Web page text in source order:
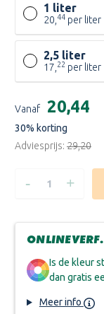
1 liter
20, 44per liter
2,5 liter
17, 22per liter
voorraad:
Vanaf €20,44
30% korting
Adviesprijs: €29,20
HOEVEELHEID
XTRA
ALLES-
1
-
XTRA
ALLES-
1
+
Is de kleur
dan gratis
Meer info